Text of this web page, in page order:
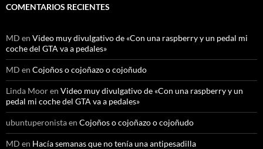
COMENTARIOS RECIENTES
MD en Video muy divulgativo de «Con una raspberry y un pedal mi
coche del GTA va a pedales»
MD en Cojoños o cojoñazo o cojoñudo
Linda Mooren Video muy divulgativo de «Con una raspberry y un
pedal mi coche del GTA va a pedales»
ubuntuperonistaen Cojoños o cojoñazo o cojoñudo
MD en Hacía semanas que no tenía una antipesadilla